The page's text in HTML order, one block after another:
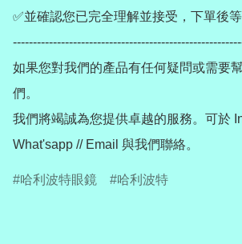
✅並確認您已完全理解並接受，下單後
如果您對我們的產品有任何疑問或需要
們。
我們將竭誠為您提供卓越的服務。可於
哈利波特眼鏡 哈利波特